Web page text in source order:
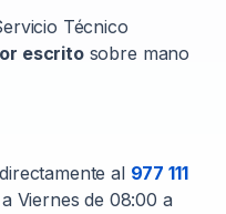
Técnico
escritosobre mano
al 977 111
Viernes de 08:00 a